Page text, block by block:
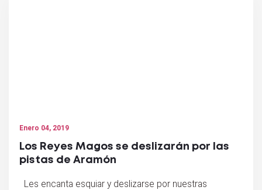
Enero 04, 2019
Los Reyes Magos se deslizarán por las
pistas de Aramón
Les encanta esquiar y deslizarse por nuestras